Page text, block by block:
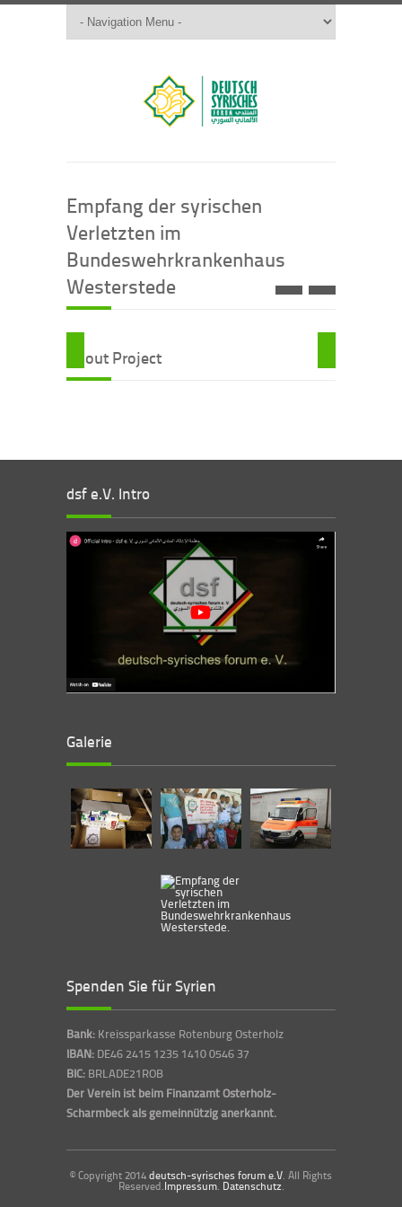
Empfang der syrischen
Verletzten im
Bundeswehrkrankenhaus
Westerstede
About Project
dsf e.V. Intro
Galerie
Spenden Sie für Syrien
Bank: Kreissparkasse Rotenburg Osterholz
IBAN: DE46 2415 1235 1410 0546 37
BIC: BRLADE21ROB
Der Verein ist beim Finanzamt Osterholz-
Scharmbeck als gemeinnützig anerkannt.
© Copyright 2014deutsch-syrisches forum e.V. All Rights
Reserved.Impressum. Datenschutz.